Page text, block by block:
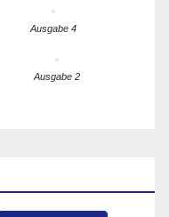
Ausgabe 4
Ausgabe 2